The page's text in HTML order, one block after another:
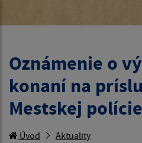
Oznámenie o
konaní na
Mestskej polície
Úvod Aktuality